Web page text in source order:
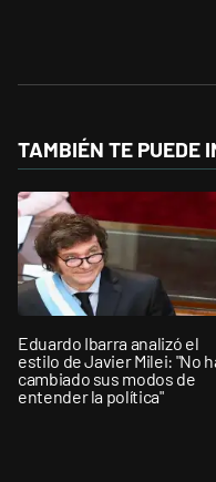
TAMBIÉN TE PUEDE
Eduardo Ibarra analizó el
estilo de Javier Milei: "No
cambiado sus modos de
entender la política"